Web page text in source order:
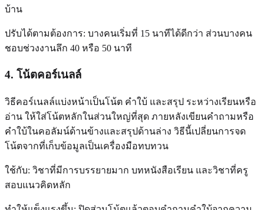
บ้าน
ปรับได้ตามต้องการ: บางคนเริ่มที่ 15 นาทีได้ดีกว่า ส่วนบางคน
ชอบช่วงงานลึก 40 หรือ 50 นาที
4. โน้ตคอร์เนลล์
วิธีคอร์เนลล์แบ่งหน้าเป็นโน้ต คำใบ้ และสรุป ระหว่างเรียนหรือ
อ่าน ให้ใส่โน้ตหลักในส่วนใหญ่ที่สุด ภายหลังเขียนคำถามหรือ
คำใบ้ในคอลัมน์ด้านข้างและสรุปด้านล่าง วิธีนี้เปลี่ยนการจด
โน้ตจากที่เก็บข้อมูลเป็นเครื่องมือทบทวน
ใช้กับ: วิชาที่มีการบรรยายมาก บทหนังสือเรียน และวิชาที่ครู
สอบแนวคิดหลัก